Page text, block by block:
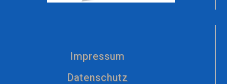
Impressum
Datenschutz